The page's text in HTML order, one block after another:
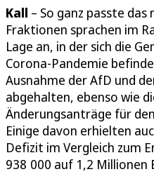
Kall – So ganz passte
Fraktionen sprachen im
Lage an, in der sich die
Corona-Pandemie
Ausnahme der AfD und
abgehalten, ebenso wie
Änderungsanträge für
Einige davon erhielten
Defizit im Vergleich zum
938 000 auf 1,2 Millionen